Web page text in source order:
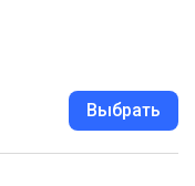
Выбрать